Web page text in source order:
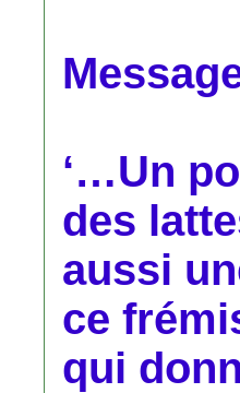
‘…Un
des
aussi
ce
qui